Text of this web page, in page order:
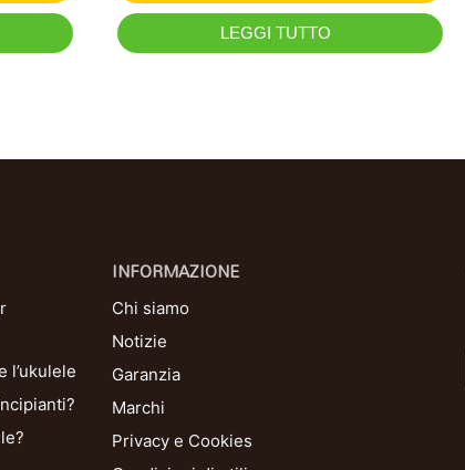
LEGGI TUTTO
l’ukulele
INFORMAZIONE
Chi siamo
Notizie
Garanzia
Marchi
Privacy e Cookies